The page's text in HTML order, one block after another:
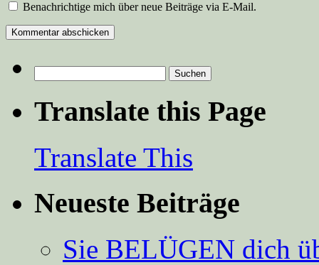
Benachrichtige mich über neue Beiträge via E-Mail.
nach:
Translate this Page
Translate This
Neueste Beiträge
Sie BELÜGEN dich